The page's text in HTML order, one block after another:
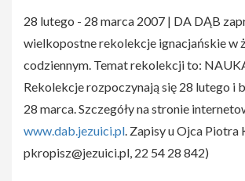
28 lutego - 28 marca 2007 | DA DĄB
wielkopostne rekolekcje ignacjańskie w
codziennym. Temat rekolekcji to:
Rekolekcje rozpoczynają się 28 lutego i
28 marca. Szczegóły na stronie
www.dab.jezuici.pl. Zapisy u Ojca Piotra
pkropisz@jezuici.pl, 22 54 28 842)